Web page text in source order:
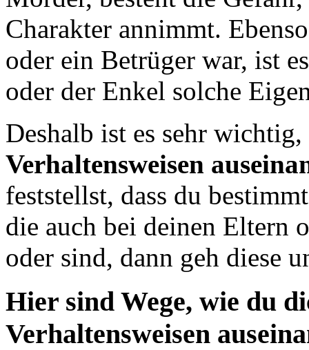
Charakter annimmt.
oder ein Betrüger war, ist
oder der Enkel solche
Deshalb ist es sehr
Verhaltensweisen
feststellst, dass du
die auch bei deinen Eltern
oder sind, dann geh diese
Hier sind Wege, wie du
Verhaltensweisen